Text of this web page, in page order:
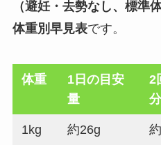
（避妊・去勢なし、標準
体重別早見表です。
体重
1日の目安
量
2
分
1kg 約26g